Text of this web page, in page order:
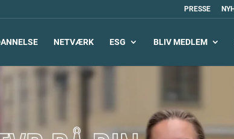
PRESSE
NETVÆRK ESG BLIV MEDLEM